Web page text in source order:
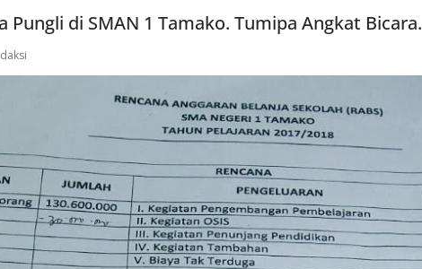
Pungli di SMAN 1 Tamako. Tumipa Angkat Bicara.